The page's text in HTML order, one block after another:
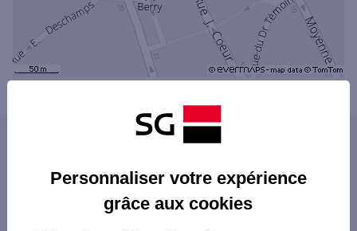
Rechercher
Les agences SG ENTREPRISE dans les villes
BOURGES
SAINT-AMAND-MONTROND
Les agences SG ENTREPRISE dans les
Personnaliser votre expérience
grâce aux cookies